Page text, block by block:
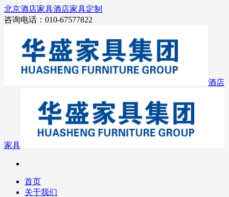
北京酒店家具酒店家具定制
咨询电话：010-67577822
酒店
家具
首页
关于我们